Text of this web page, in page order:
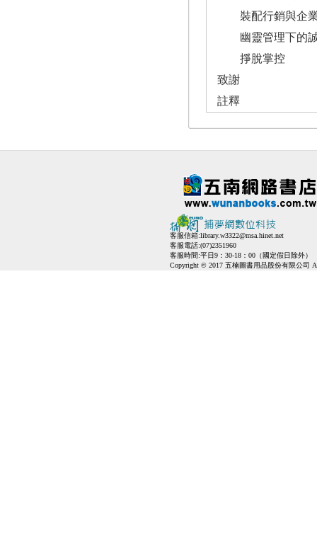
裝配行銷與企
幽靈管理下的
掙脫掌控
致謝
註釋
客服信箱:library.w3322@msa.hinet.net
客服電話:(07)2351960
客服時間:平日9：30-18：00（國定假日除外）
Copyright © 2017 五楠圖書用品股份有限公司